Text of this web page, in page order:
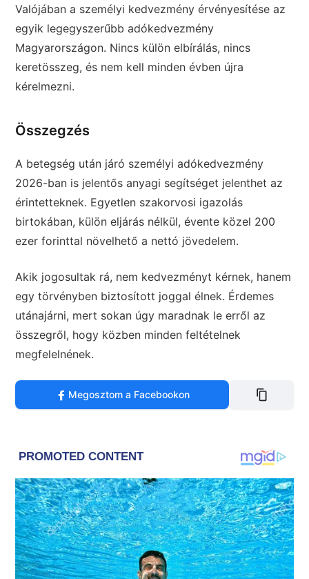
Valójában a személyi kedvezmény érvényesítése az
egyik legegyszerűbb adókedvezmény
Magyarországon. Nincs külön elbírálás, nincs
keretösszeg, és nem kell minden évben újra
kérelmezni.
Összegzés
A betegség után járó személyi adókedvezmény
2026-ban is jelentős anyagi segítséget jelenthet az
érintetteknek. Egyetlen szakorvosi igazolás
birtokában, külön eljárás nélkül, évente közel 200
ezer forinttal növelhető a nettó jövedelem.
Akik jogosultak rá, nem kedvezményt kérnek, hanem
egy törvényben biztosított joggal élnek. Érdemes
utánajárni, mert sokan úgy maradnak le erről az
összegről, hogy közben minden feltételnek
megfelelnének.
Megosztom a Facebookon